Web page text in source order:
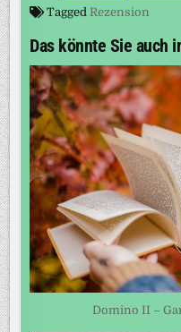
Tagged Rezension
Das könnte Sie auch
Domino II –